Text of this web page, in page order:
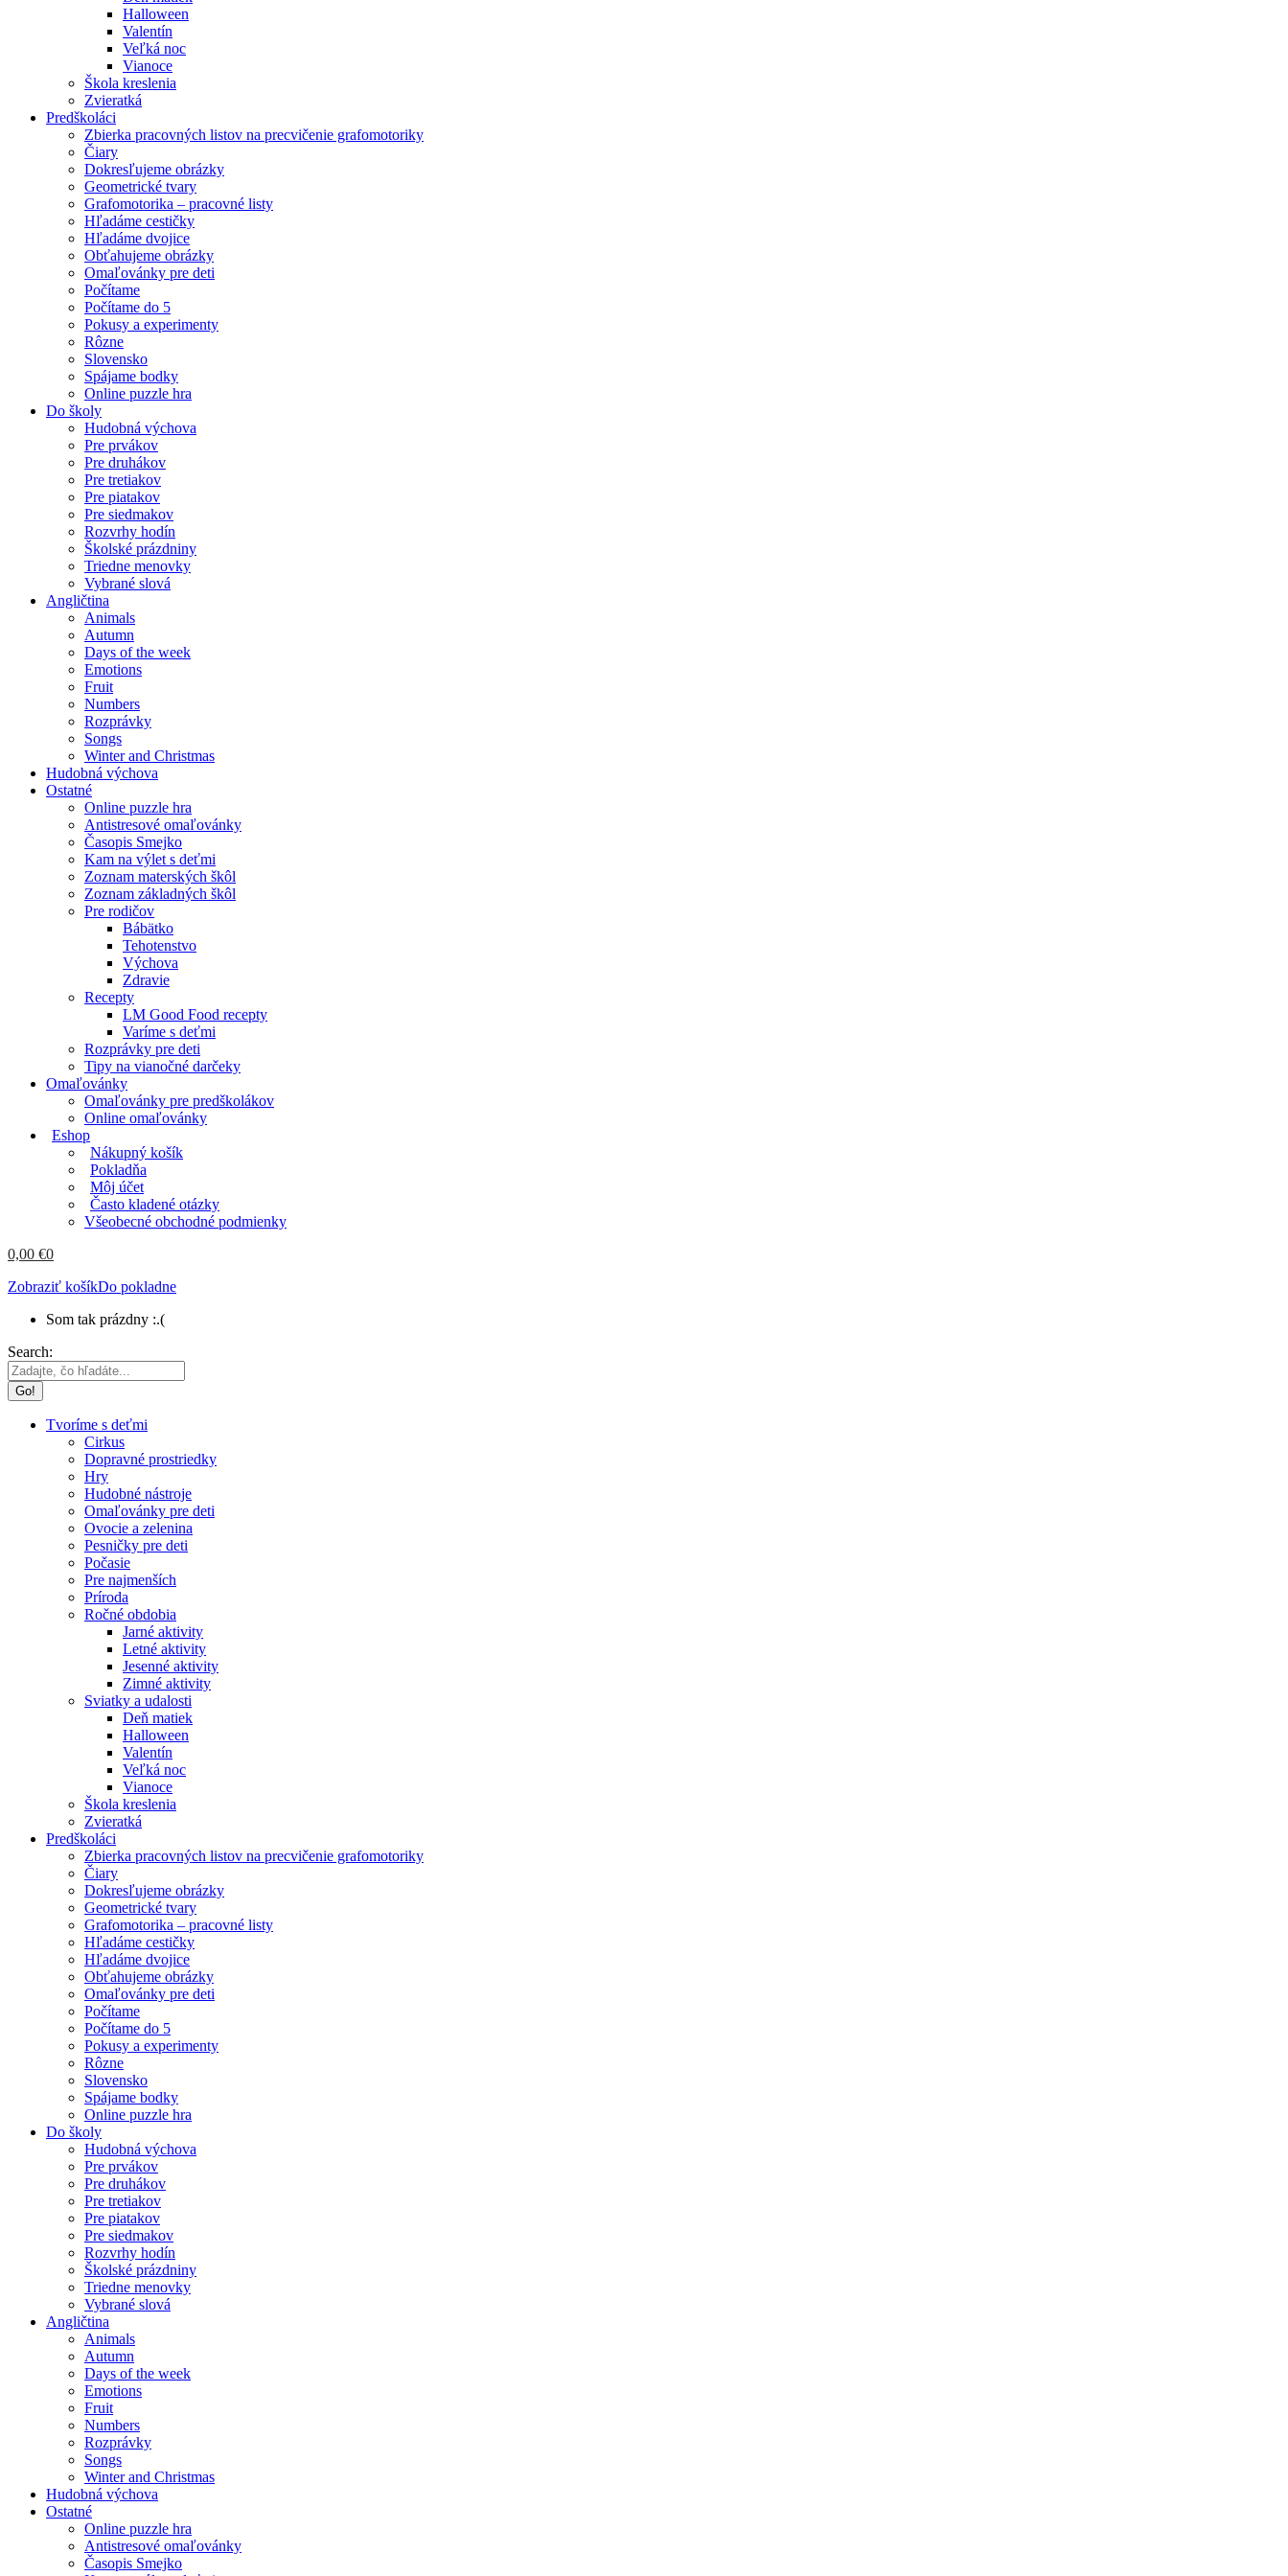
Halloween
Valentín
Veľká noc
Vianoce
Škola kreslenia
Zvieratká
Predškoláci
Zbierka pracovných listov na precvičenie grafomotoriky
Čiary
Dokresľujeme obrázky
Geometrické tvary
Grafomotorika – pracovné listy
Hľadáme cestičky
Hľadáme dvojice
Obťahujeme obrázky
Omaľovánky pre deti
Počítame
Počítame do 5
Pokusy a experimenty
Rôzne
Slovensko
Spájame bodky
Online puzzle hra
Do školy
Hudobná výchova
Pre prvákov
Pre druhákov
Pre tretiakov
Pre piatakov
Pre siedmakov
Rozvrhy hodín
Školské prázdniny
Triedne menovky
Vybrané slová
Angličtina
Animals
Autumn
Days of the week
Emotions
Fruit
Numbers
Rozprávky
Songs
Winter and Christmas
Hudobná výchova
Ostatné
Online puzzle hra
Antistresové omaľovánky
Časopis Smejko
Kam na výlet s deťmi
Zoznam materských škôl
Zoznam základných škôl
Pre rodičov
Bábätko
Tehotenstvo
Výchova
Zdravie
Recepty
LM Good Food recepty
Varíme s deťmi
Rozprávky pre deti
Tipy na vianočné darčeky
Omaľovánky
Omaľovánky pre predškolákov
Online omaľovánky
Eshop
Nákupný košík
Pokladňa
Môj účet
Často kladené otázky
Všeobecné obchodné podmienky
0,00 €0
Zobraziť košíkDo pokladne
Som tak prázdny :.(
Search:
Tvoríme s deťmi
Cirkus
Dopravné prostriedky
Hry
Hudobné nástroje
Omaľovánky pre deti
Ovocie a zelenina
Pesničky pre deti
Počasie
Pre najmenších
Príroda
Ročné obdobia
Jarné aktivity
Letné aktivity
Jesenné aktivity
Zimné aktivity
Sviatky a udalosti
Deň matiek
Halloween
Valentín
Veľká noc
Vianoce
Škola kreslenia
Zvieratká
Predškoláci
Zbierka pracovných listov na precvičenie grafomotoriky
Čiary
Dokresľujeme obrázky
Geometrické tvary
Grafomotorika – pracovné listy
Hľadáme cestičky
Hľadáme dvojice
Obťahujeme obrázky
Omaľovánky pre deti
Počítame
Počítame do 5
Pokusy a experimenty
Rôzne
Slovensko
Spájame bodky
Online puzzle hra
Do školy
Hudobná výchova
Pre prvákov
Pre druhákov
Pre tretiakov
Pre piatakov
Pre siedmakov
Rozvrhy hodín
Školské prázdniny
Triedne menovky
Vybrané slová
Angličtina
Animals
Autumn
Days of the week
Emotions
Fruit
Numbers
Rozprávky
Songs
Winter and Christmas
Hudobná výchova
Ostatné
Online puzzle hra
Antistresové omaľovánky
Časopis Smejko